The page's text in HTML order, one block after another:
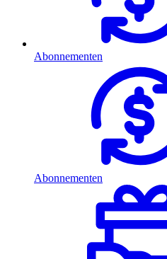
Abonnementen
Abonnementen